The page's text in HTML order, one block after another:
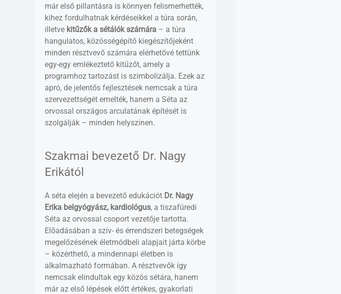
már első pillantásra is könnyen felismerhették,
kihez fordulhatnak kérdéseikkel a túra során,
illetve kitűzők a sétálók számára – a túra
hangulatos, közösségépítő kiegészítőjeként
minden résztvevő számára elérhetővé tettünk
egy-egy emlékeztető kitűzőt, amely a
programhoz tartozást is szimbolizálja. Ezek az
apró, de jelentős fejlesztések nemcsak a túra
szervezettségét emelték, hanem a Séta az
orvossal országos arculatának építését is
szolgálják – minden helyszínen.
Szakmai bevezető Dr. Nagy
Erikától
A séta elején a bevezető edukációt Dr. Nagy
Erika belgyógyász, kardiológus, a tiszafüredi
Séta az orvossal csoport vezetője tartotta.
Előadásában a szív- és érrendszeri betegségek
megelőzésének életmódbeli alapjait járta körbe
– közérthető, a mindennapi életben is
alkalmazható formában. A résztvevők így
nemcsak elindultak egy közös sétára, hanem
már az első lépések előtt értékes, gyakorlati